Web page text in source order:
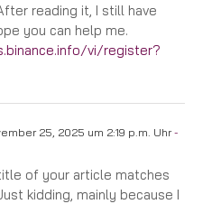
reading it, I still have
you can help me.
vi/register?
25, 2025 um 2:19 p.m. Uhr-
of your article matches
kidding, mainly because I